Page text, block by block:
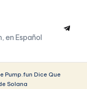
en Español
Pump.fun Dice Que
Solana